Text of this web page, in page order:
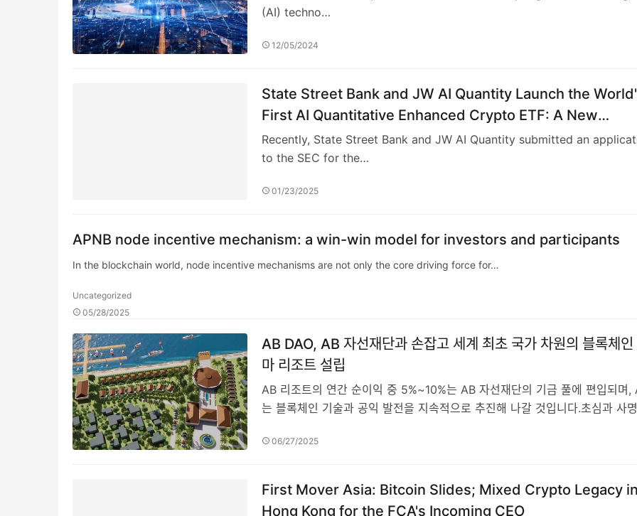
(AI) techno…
12/05/2024
State Street Bank and JW AI Quantity Launch the
First AI Quantitative Enhanced Crypto ETF: A New
Paradigm of "Smart Hedging" in the Era of High
Recently, State Street Bank and JW AI Quantity submitted an
to the SEC for the…
01/23/2025
APNB node incentive mechanism: a win-win model for investors and participants
In the blockchain world, node incentive mechanisms are not only the core driving force for…
Uncategorized
05/28/2025
AB DAO, AB 자선재단과 손잡고 세계 최초 국가 차원의 블록체인
마 리조트 설립
AB 리조트의 연간 순이익 중 5%~10%는 AB 자선재단의 기금 풀에 편입되며,
는 블록체인 기술과 공익 발전을 지속적으로 추진해 나갈 것입니다.초심과 사
06/27/2025
First Mover Asia: Bitcoin Slides; Mixed Crypto Legacy in
Hong Kong for the FCA's Incoming CEO